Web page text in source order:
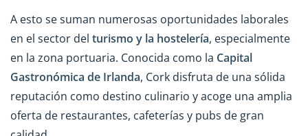
A esto se suman numerosas oportunidades laborales
en el sector del turismo y la hostelería, especialmente
en la zona portuaria. Conocida como la Capital
Gastronómica de Irlanda, Cork disfruta de una sólida
reputación como destino culinario y acoge una amplia
oferta de restaurantes, cafeterías y pubs de gran